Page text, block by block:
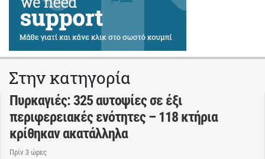
Στην κατηγορία
Πυρκαγιές: 325 αυτοψίες σε έξι
περιφερειακές ενότητες – 118 κτήρια
κρίθηκαν ακατάλληλα
Πρίν 3 ώρες